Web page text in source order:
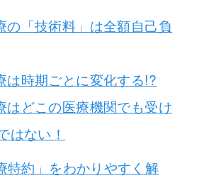
の「技術料」は全額自己負
は時期ごとに変化する!?
はどこの医療機関でも受け
はない！
特約」をわかりやすく解